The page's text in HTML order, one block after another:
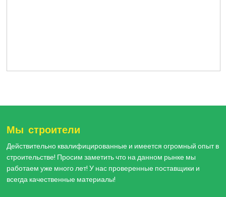
Мы строители
Действительно квалифицированные и имеется огромный опыт в
строительстве! Просим заметить что на данном рынке мы
работаем уже много лет! У нас проверенные поставщики и
всегда качественные материалы!